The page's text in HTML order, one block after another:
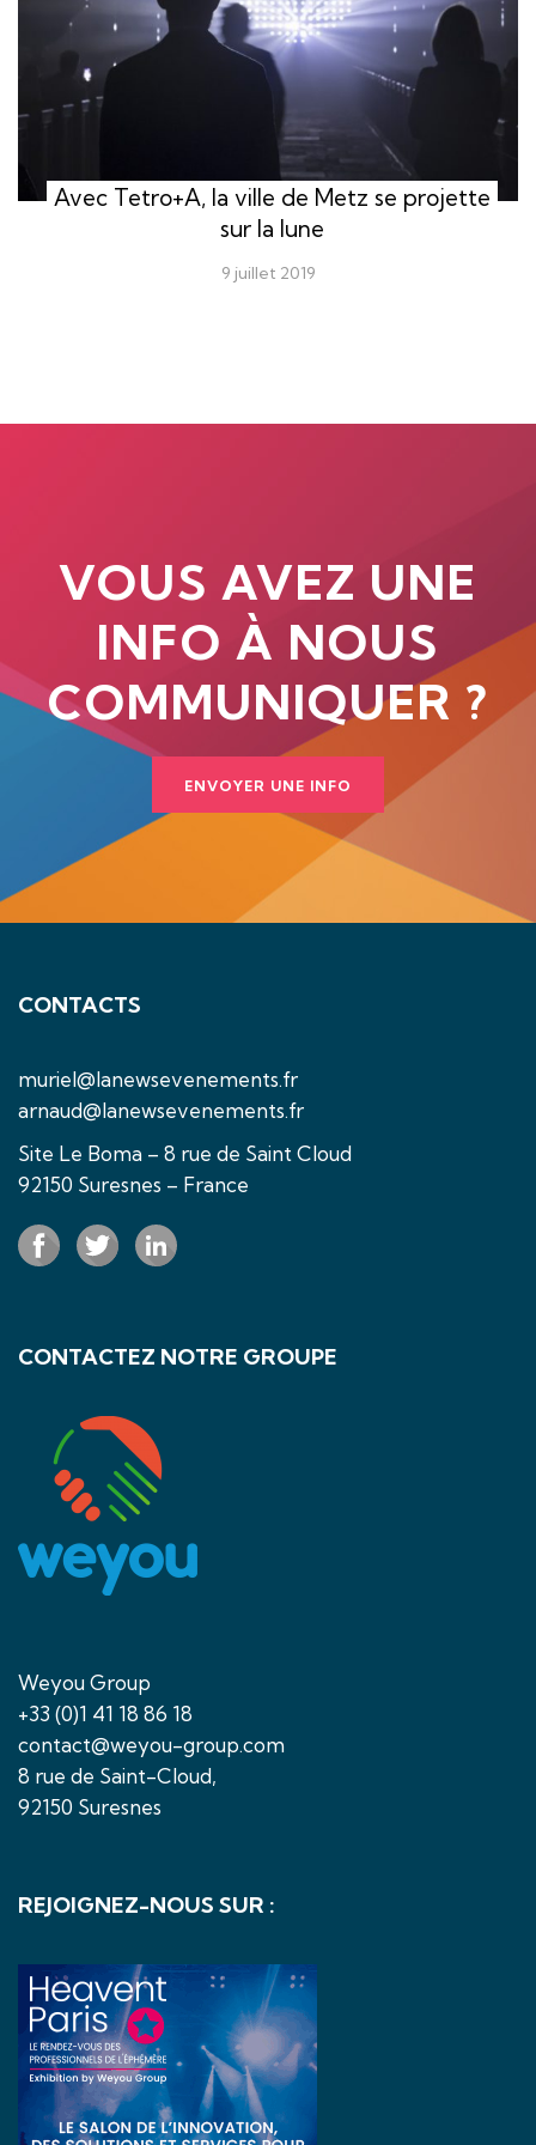
Avec Tetro+A, la ville de Metz se projette
sur la lune
9 juillet 2019
VOUS AVEZ UNE
INFO À NOUS
COMMUNIQUER ?
ENVOYER UNE INFO
CONTACTS
muriel@lanewsevenements.fr
arnaud@lanewsevenements.fr
Site Le Boma – 8 rue de Saint Cloud
92150 Suresnes – France
CONTACTEZ NOTRE GROUPE
Weyou Group
+33 (0)1 41 18 86 18
contact@weyou-group.com
8 rue de Saint-Cloud,
92150 Suresnes
REJOIGNEZ-NOUS SUR :